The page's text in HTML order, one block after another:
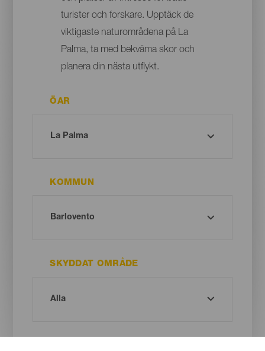
turister och forskare. Upptäck de
viktigaste naturområdena på La
Palma, ta med bekväma skor och
planera din nästa utflykt.
ÖAR
KOMMUN
SKYDDAT OMRÅDE